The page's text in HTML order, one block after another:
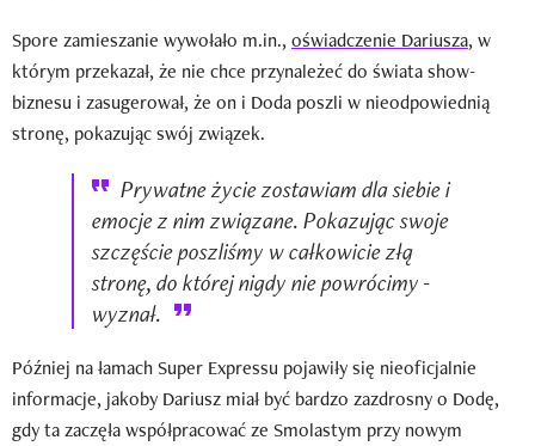
Spore zamieszanie wywołało m.in.,oświadczenie Dariusza, w
którym przekazał, że nie chce przynależeć do świata show-
biznesu i zasugerował, że on i Doda poszli w nieodpowiednią
stronę, pokazując swój związek.
Prywatne życie zostawiam dla siebie i
emocje z nim związane. Pokazując swoje
szczęście poszliśmy w całkowicie złą
stronę, do której nigdy nie powrócimy -
wyznał.
Później na łamach Super Expressu pojawiły się nieoficjalnie
informacje, jakoby Dariusz miał być bardzo zazdrosny o Dodę,
gdy ta zaczęła współpracować ze Smolastym przy nowym